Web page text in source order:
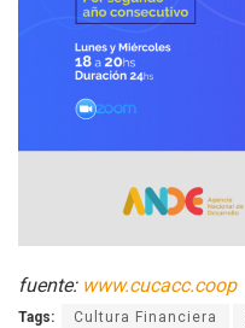
fuente: www.cucacc.coop
Tags: Cultura Financiera